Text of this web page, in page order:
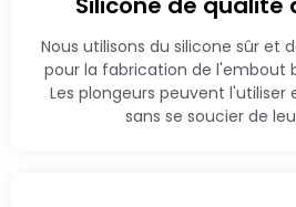
Nous utilisons du silicone sûr et
pour la fabrication de l'embout
Les plongeurs peuvent
sans se soucier de